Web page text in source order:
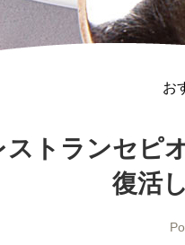
お
ストランセピ
復活